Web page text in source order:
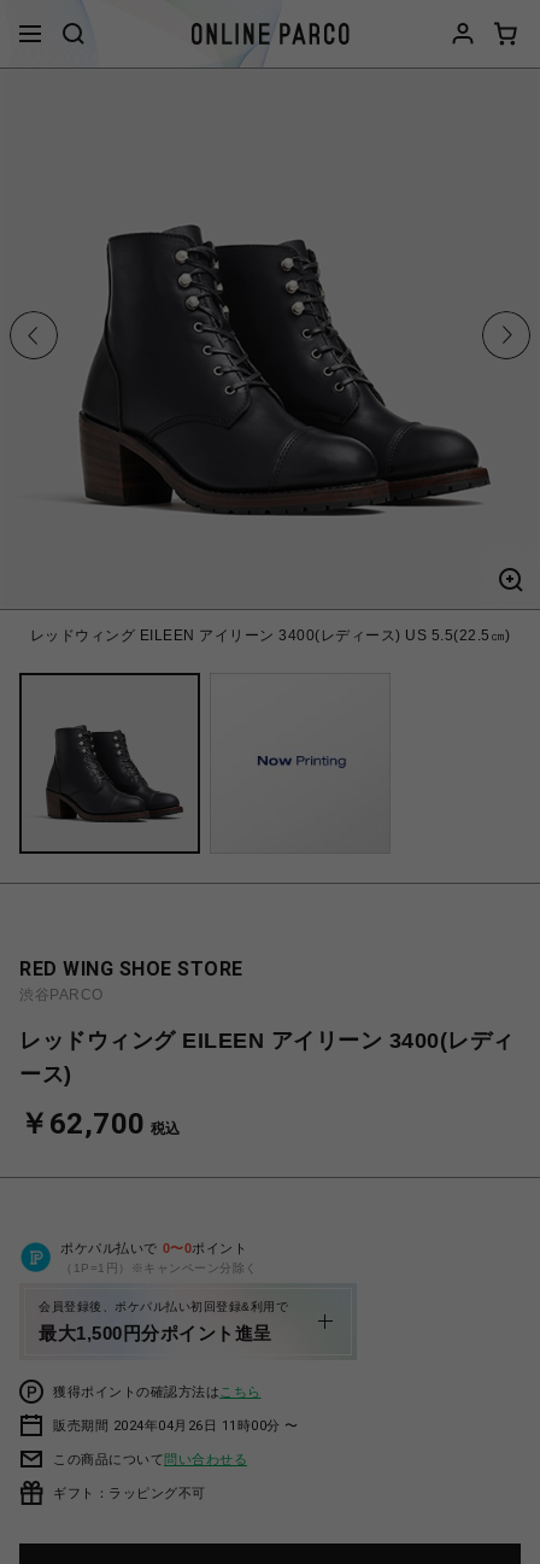
レッドウィング EILEEN アイリーン 3400(レディース) US 5.5(22.5㎝)
RED WING SHOE STORE
渋谷PARCO
レッドウィング EILEEN アイリーン 3400(レディ
ース)
￥62,700 税込
ポケパル払いで 0〜0ポイント
（1P=1円）※キャンペーン分除く
会員登録後、ポケパル払い初回登録&利用で
最大1,500円分ポイント進呈
獲得ポイントの確認方法は こちら
販売期間 2024年04月26日 11時00分 〜
この商品について問い合わせる
ギフト：ラッピング不可